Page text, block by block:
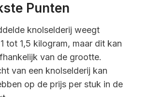
Punten
knolselderij weegt
tot 1,5 kilogram, maar dit kan
van de grootte.
van een knolselderij kan
op de prijs per stuk in de